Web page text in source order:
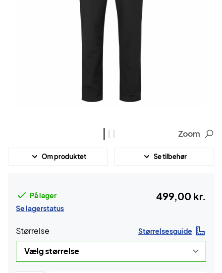
Zoom
Om produktet Se tilbehør
På lager
Se lagerstatus
499,00 kr.
Størrelse Størrelsesguide